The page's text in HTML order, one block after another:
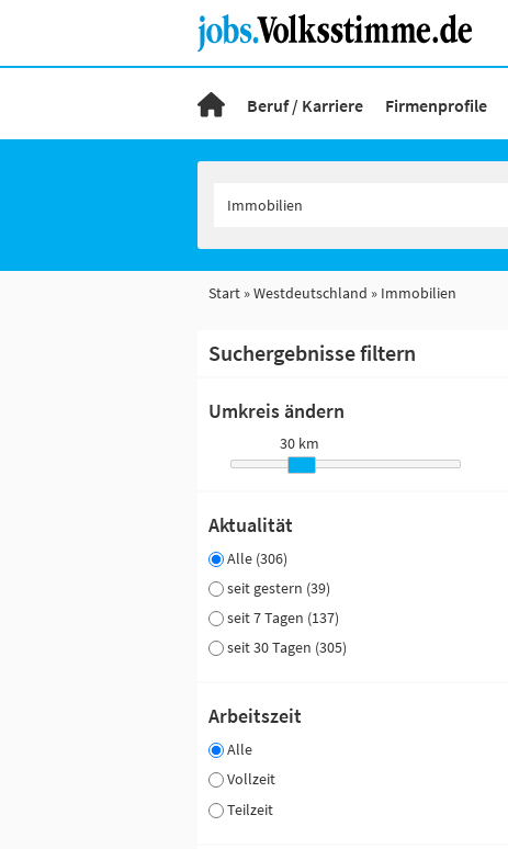
Beruf / Karriere Firmenprofile
Start Westdeutschland Immobilien
Suchergebnisse filtern
Umkreis ändern
30 km
Aktualität
Alle (306)
seit gestern (39)
seit 7 Tagen (137)
seit 30 Tagen (305)
Arbeitszeit
Alle
Vollzeit
Teilzeit